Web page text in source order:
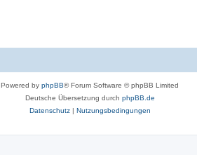
Powered by phpBB® Forum Software © phpBB Limited
Deutsche Übersetzung durch phpBB.de
Datenschutz| Nutzungsbedingungen